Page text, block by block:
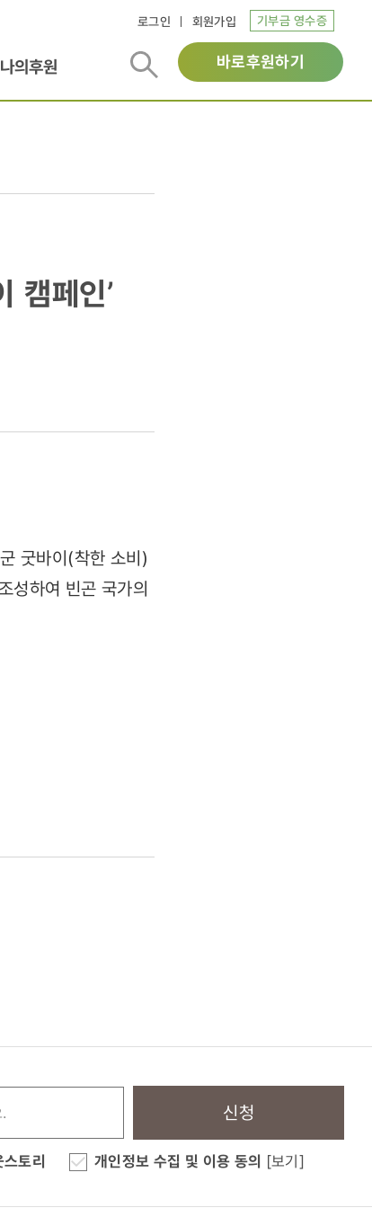
로그인 회원가입 기부금 영수증
나의후원 바로후원하기
캠페인’
굿바이(착한 소비)
성하여 빈곤 국가의
신청
토리 개인정보 수집 및 이용 동의 [보기]